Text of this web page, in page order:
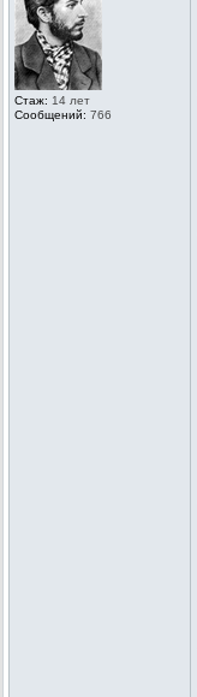
Стаж: 14 лет
Сообщений: 766